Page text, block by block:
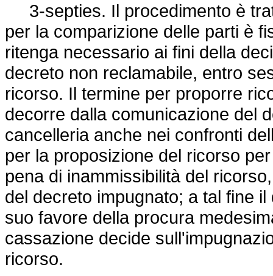
3-septies. Il procedimento è
per la comparizione delle parti è
ritenga necessario ai fini della
decreto non reclamabile, entro
ricorso. Il termine per proporre
decorre dalla comunicazione del
cancelleria anche nei confronti
per la proposizione del ricorso
pena di inammissibilità del
del decreto impugnato; a tal fine
suo favore della procura
cassazione decide
ricorso.